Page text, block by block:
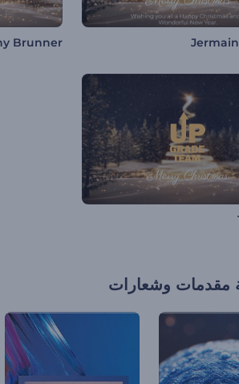
Brunner
مقدمات وشعارات